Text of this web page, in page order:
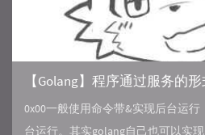
【Golang】程序通过服务的
0x00一般使用命令带&实现后台运
台运行。其实golang自己也可以实